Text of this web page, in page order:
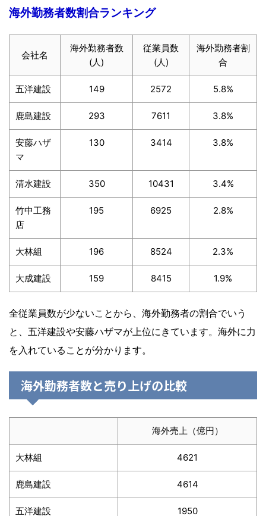
海外勤務者数割合ランキング
会社名
海外勤務者数
(人)
従業員数
(人)
海外勤務者割
合
五洋建設 149 2572 5.8%
鹿島建設 293 7611 3.8%
安藤ハザ
マ
130 3414 3.8%
清水建設 350 10431 3.4%
竹中工務
店
195 6925 2.8%
大林組 196 8524 2.3%
大成建設 159 8415 1.9%
全従業員数が少ないことから、海外勤務者の割合でいう
と、五洋建設や安藤ハザマが上位にきています。海外に力
を入れていることが分かります。
海外勤務者数と売り上げの比較
海外売上（億円）
大林組 4621
鹿島建設 4614
五洋建設 1950